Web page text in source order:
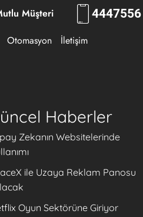
Müşteri 444RKLM
Otomasyon İletişim
Haberler
Zekanın Websitelerinde
ile Uzaya Reklam Panosu
Oyun Sektörüne Giriyor